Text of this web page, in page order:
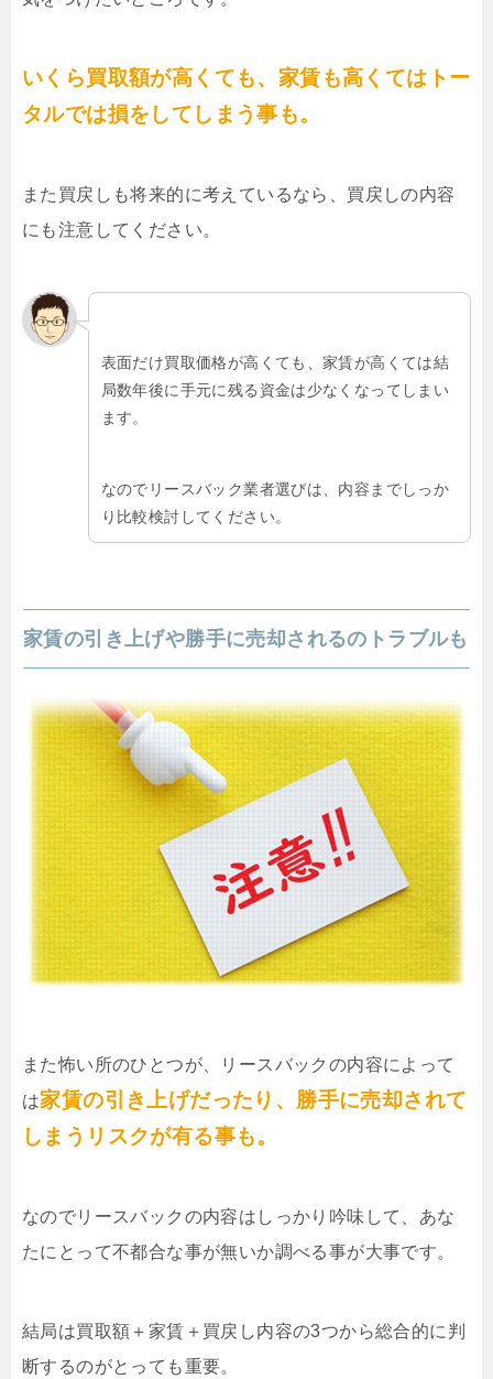
いくら買取額が高くても、家賃も高くてはトー
タルでは損をしてしまう事も。
また買戻しも将来的に考えているなら、買戻しの内容
にも注意してください。
表面だけ買取価格が高くても、家賃が高くては結
局数年後に手元に残る資金は少なくなってしまい
ます。
なのでリースバック業者選びは、内容までしっか
り比較検討してください。
家賃の引き上げや勝手に売却されるのトラブルも
また怖い所のひとつが、リースバックの内容によって
は家賃の引き上げだったり、勝手に売却されて
しまうリスクが有る事も。
なのでリースバックの内容はしっかり吟味して、あな
たにとって不都合な事が無いか調べる事が大事です。
結局は買取額＋家賃＋買戻し内容の3つから総合的に判
断するのがとっても重要。